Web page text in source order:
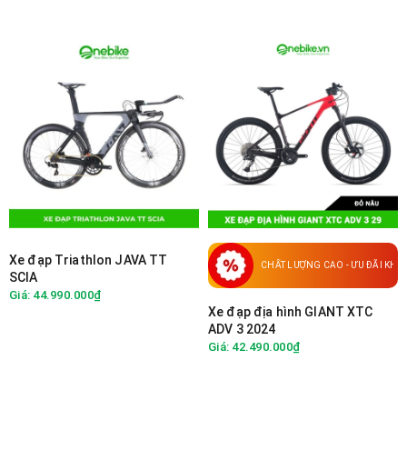
Xe đạp Triathlon JAVA TT
SCIA
Giá: 44.990.000₫
CHẤT LƯỢNG CAO - ƯU ĐÃI
Xe đạp địa hình GIANT XTC
ADV 3 2024
Giá: 42.490.000₫